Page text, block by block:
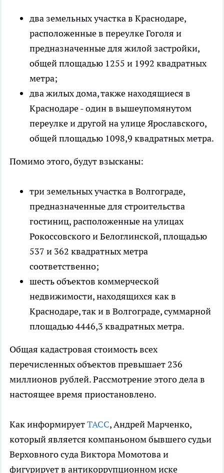
два земельных участка в Краснодаре,
расположенные в переулке Гоголя и
предназначенные для жилой застройки,
общей площадью 1255 и 1992 квадратных
метра;
два жилых дома, также находящиеся в
Краснодаре - один в вышеупомянутом
переулке и другой на улице Ярославского,
общей площадью 1098,9 квадратных метра.
Помимо этого, будут взысканы:
три земельных участка в Волгограде,
предназначенные для строительства
гостиниц, расположенные на улицах
Рокоссовского и Белоглинской, площадью
537 и 362 квадратных метра
соответственно;
шесть объектов коммерческой
недвижимости, находящихся как в
Краснодаре, так и в Волгограде, суммарной
площадью 4446,3 квадратных метра.
Общая кадастровая стоимость всех
перечисленных объектов превышает 236
миллионов рублей. Рассмотрение этого дела в
настоящее время приостановлено.
Как информируетТАСС, Андрей Марченко,
который является компаньоном бывшего судьи
Верховного суда Виктора Момотова и
фигурирует в антикоррупционном иске